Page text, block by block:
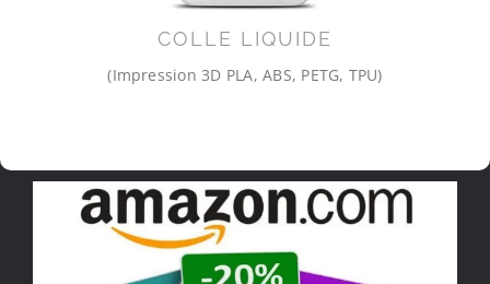
COLLE LIQUIDE
(Impression 3D PLA, ABS, PETG, TPU)